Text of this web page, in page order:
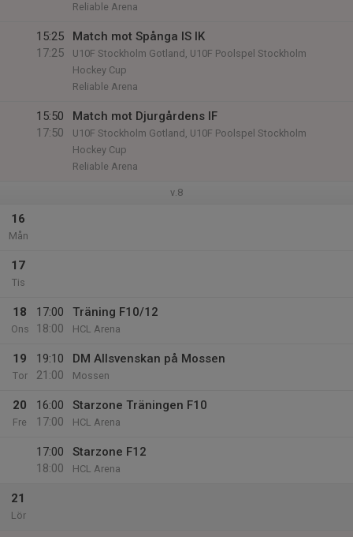
Reliable Arena
15:25
17:25
Match mot Spånga IS IK
U10F Stockholm Gotland, U10F Poolspel Stockholm
Hockey Cup
Reliable Arena
15:50
17:50
Match mot Djurgårdens IF
U10F Stockholm Gotland, U10F Poolspel Stockholm
Hockey Cup
Reliable Arena
v.8
16
Mån
17
Tis
18
Ons
17:00
18:00
Träning F10/12
HCL Arena
19
Tor
19:10
21:00
DM Allsvenskan på Mossen
Mossen
20
Fre
16:00
17:00
Starzone Träningen F10
HCL Arena
17:00
18:00
Starzone F12
HCL Arena
21
Lör